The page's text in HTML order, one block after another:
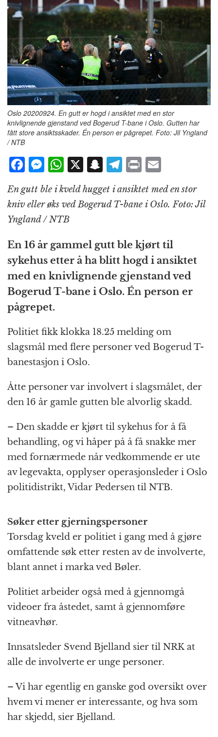
Oslo 20200924. En gutt er hogd i ansiktet med en stor
knivlignende gjenstand ved Bogerud T-bane i Oslo. Gutten har
fått store ansiktsskader. Én person er pågrepet. Foto: Jil Yngland
/ NTB
F
c
e
b
o
o
k
M
e
ss
e
n
g
e
r
W
h
at
s
A
p
p
X S
a
p
h
at
T
el
e
g
a
m
P
n
t
m
ai
l
En gutt ble i kveld hugget i ansiktet med en stor
kniv eller øks ved Bogerud T-bane i Oslo. Foto: Jil
Yngland / NTB
En 16 år gammel gutt ble kjørt til
sykehus etter å ha blitt hogd i ansiktet
med en knivlignende gjenstand ved
Bogerud T-bane i Oslo. Én person er
pågrepet.
Politiet fikk klokka 18.25 melding om
slagsmål med flere personer ved Bogerud T-
banestasjon i Oslo.
Åtte personer var involvert i slagsmålet, der
den 16 år gamle gutten ble alvorlig skadd.
– Den skadde er kjørt til sykehus for å få
behandling, og vi håper på å få snakke mer
med fornærmede når vedkommende er ute
av legevakta, opplyser operasjonsleder i Oslo
politidistrikt, Vidar Pedersen til NTB.
Søker etter gjerningspersoner
Torsdag kveld er politiet i gang med å gjøre
omfattende søk etter resten av de involverte,
blant annet i marka ved Bøler.
Politiet arbeider også med å gjennomgå
videoer fra åstedet, samt å gjennomføre
vitneavhør.
Innsatsleder Svend Bjelland sier til NRK at
alle de involverte er unge personer.
– Vi har egentlig en ganske god oversikt over
hvem vi mener er interessante, og hva som
har skjedd, sier Bjelland.